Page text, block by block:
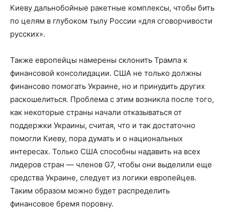
Киеву дальнобойные ракетные комплексы, чтобы бить
по целям в глубоком тылу России «для сговорчивости
русских».
Также европейцы намерены склонить Трампа к
финансовой консолидации. США не только должны
финансово помогать Украине, но и принудить других
раскошелиться. Проблема с этим возникла после того,
как некоторые страны начали отказываться от
поддержки Украины, считая, что и так достаточно
помогли Киеву, пора думать и о национальных
интересах. Только США способны надавить на всех
лидеров стран — членов G7, чтобы они выделили еще
средства Украине, следует из логики европейцев.
Таким образом можно будет распределить
финансовое бремя поровну.